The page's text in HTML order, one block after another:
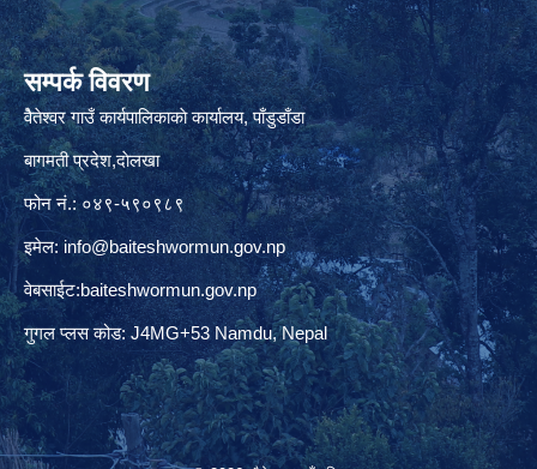
सम्पर्क विवरण
वैेतेश्वर गाउँ कार्यपालिकाकाे कार्यालय, पाँडुडाँडा
बागमती‌ प्रदेश,दाेलखा
फोन नं.: ०४९-५९०९८९
इमेल: info@baiteshwormun.gov.np
वेबसाईट:baiteshwormun.gov.np
गुगल प्लस कोड: J4MG+53 Namdu, Nepal